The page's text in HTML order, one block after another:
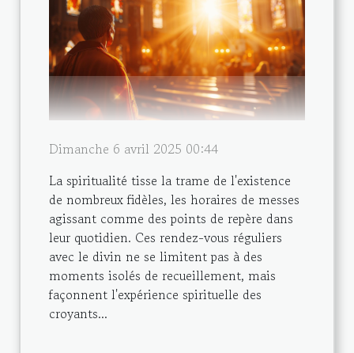
Dimanche 6 avril 2025 00:44
La spiritualité tisse la trame de l'existence
de nombreux fidèles, les horaires de messes
agissant comme des points de repère dans
leur quotidien. Ces rendez-vous réguliers
avec le divin ne se limitent pas à des
moments isolés de recueillement, mais
façonnent l'expérience spirituelle des
croyants...